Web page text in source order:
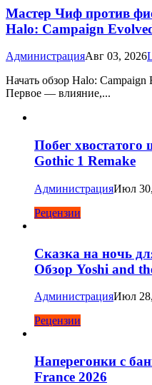
Мастер Чиф против
Halo: Campaign
АдминистрацияАвг 03, 2026
Начать обзор Halo: Campaign
Первое — влияние,...
Побег
Gothic 1 Remake
АдминистрацияИюл
Рецензии
Сказка на ночь
Обзор Yoshi and
АдминистрацияИюл
Рецензии
Наперегонки с
France 2026